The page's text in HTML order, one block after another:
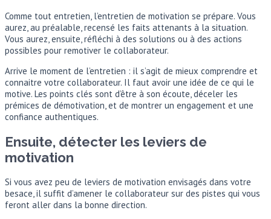
Comme tout entretien, l’entretien de motivation se prépare. Vous
aurez, au préalable, recensé les faits attenants à la situation.
Vous aurez, ensuite, réfléchi à des solutions ou à des actions
possibles pour remotiver le collaborateur.
Arrive le moment de l’entretien : il s’agit de mieux comprendre et
connaitre votre collaborateur. Il faut avoir une idée de ce qui le
motive. Les points clés sont d’être à son écoute, déceler les
prémices de démotivation, et de montrer un engagement et une
confiance authentiques.
Ensuite, détecter les leviers de
motivation
Si vous avez peu de leviers de motivation envisagés dans votre
besace, il suffit d’amener le collaborateur sur des pistes qui vous
feront aller dans la bonne direction.